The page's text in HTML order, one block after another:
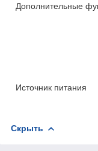
Дополнительные
Источник питания
Скрыть